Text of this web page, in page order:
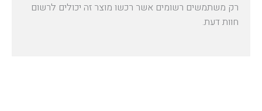
רק משתמשים רשומים אשר רכשו מוצר זה יכולים לרשום
חוות דעת.